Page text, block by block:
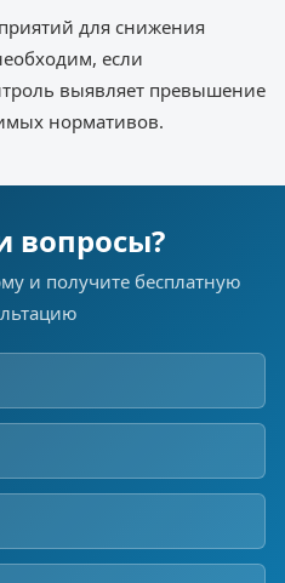
для снижения
если
выявляет превышение
нормативов.
вопросы?
и получите бесплатную